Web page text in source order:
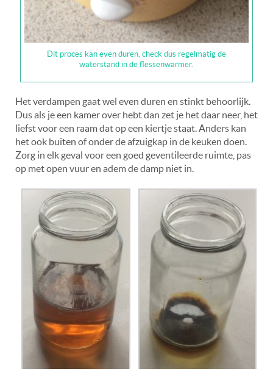
Dit proces kan even duren, check dus regelmatig de
waterstand in de flessenwarmer.
Het verdampen gaat wel even duren en stinkt behoorlijk.
Dus als je een kamer over hebt dan zet je het daar neer, het
liefst voor een raam dat op een kiertje staat. Anders kan
het ook buiten of onder de afzuigkap in de keuken doen.
Zorg in elk geval voor een goed geventileerde ruimte, pas
op met open vuur en adem de damp niet in.